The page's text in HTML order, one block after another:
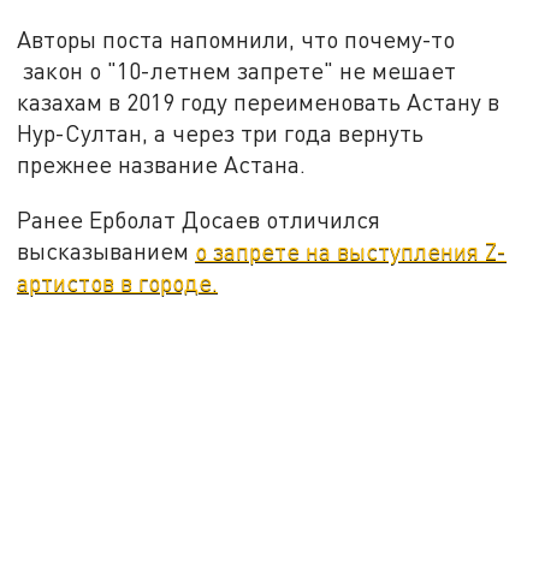
Авторы поста напомнили, что почему-то
закон о "10-летнем запрете" не мешает
казахам в 2019 году переименовать Астану в
Нур-Султан, а через три года вернуть
прежнее название Астана.
Ранее Ерболат Досаев отличился
высказыванием о запрете на выступления Z-
артистов в городе.